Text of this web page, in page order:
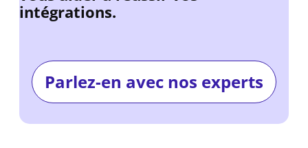
intégrations.
Parlez-en avec nos experts